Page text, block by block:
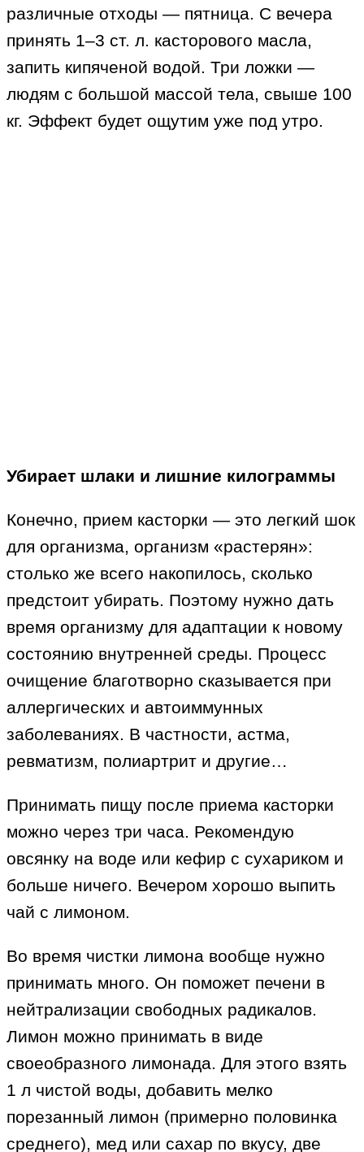
различные отходы — пятница. С вечера
принять 1–3 ст. л. касторового масла,
запить кипяченой водой. Три ложки —
людям с большой массой тела, свыше 100
кг. Эффект будет ощутим уже под утро.
Убирает шлаки и лишние килограммы
Конечно, прием касторки — это легкий шок
для организма, организм «растерян»:
столько же всего накопилось, сколько
предстоит убирать. Поэтому нужно дать
время организму для адаптации к новому
состоянию внутренней среды. Процесс
очищение благотворно сказывается при
аллергических и автоиммунных
заболеваниях. В частности, астма,
ревматизм, полиартрит и другие…
Принимать пищу после приема касторки
можно через три часа. Рекомендую
овсянку на воде или кефир с сухариком и
больше ничего. Вечером хорошо выпить
чай с лимоном.
Во время чистки лимона вообще нужно
принимать много. Он поможет печени в
нейтрализации свободных радикалов.
Лимон можно принимать в виде
своеобразного лимонада. Для этого взять
1 л чистой воды, добавить мелко
порезанный лимон (примерно половинка
среднего), мед или сахар по вкусу, две